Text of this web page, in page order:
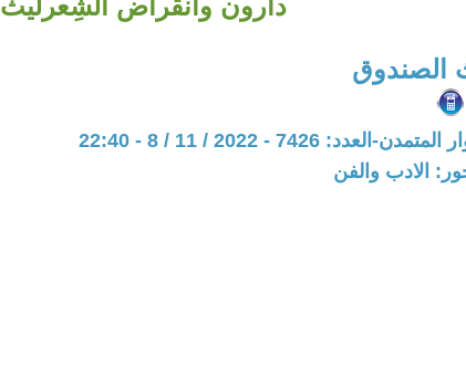
دارون وانقراض الشِعرليث
الصندوق
العدد: 7426 - 2022 / 11 / 8 - 22:40
الادب والفن